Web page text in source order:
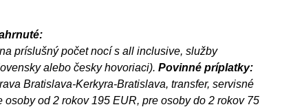
príslušný počet nocí s all inclusive, služby
alebo česky hovoriaci). Povinné príplatky:
Bratislava-Kerkyra-Bratislava, transfer, servisné
osoby od 2 rokov 195 EUR, pre osoby do 2 rokov 75